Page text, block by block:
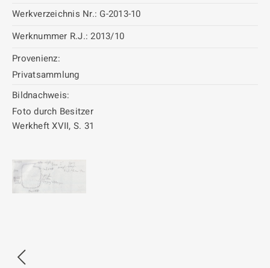
Werkverzeichnis Nr.: G-2013-10
Werknummer R.J.: 2013/10
Provenienz:
Privatsammlung
Bildnachweis:
Foto durch Besitzer
Werkheft XVII, S. 31